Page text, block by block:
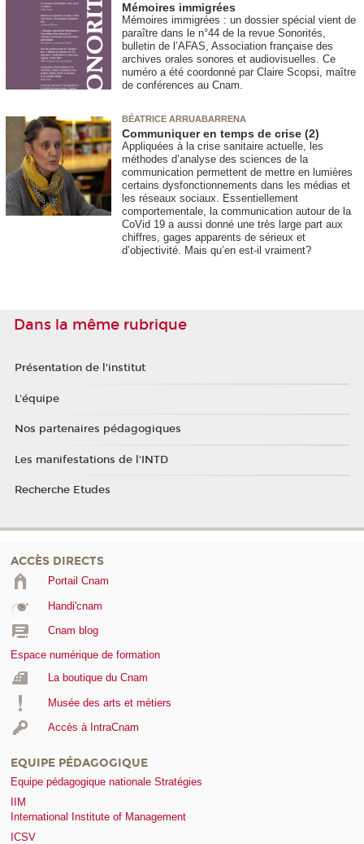
Mémoires immigrées
Mémoires immigrées : un dossier spécial vient de
paraître dans le n°44 de la revue Sonorités,
bulletin de l’AFAS, Association française des
archives orales sonores et audiovisuelles. Ce
numéro a été coordonné par Claire Scopsi, maître
de conférences au Cnam.
BÉATRICE ARRUABARRENA
Communiquer en temps de crise (2)
Appliquées à la crise sanitaire actuelle, les
méthodes d’analyse des sciences de la
communication permettent de mettre en lumières
certains dysfonctionnements dans les médias et
les réseaux sociaux. Essentiellement
comportementale, la communication autour de la
CoVid 19 a aussi donné une très large part aux
chiffres, gages apparents de sérieux et
d’objectivité. Mais qu’en est-il vraiment?
Dans la même rubrique
Présentation de l'institut
L'équipe
Nos partenaires pédagogiques
Les manifestations de l'INTD
Recherche Etudes
ACCÈS DIRECTS
Portail Cnam
Handi'cnam
Cnam blog
Espace numérique de formation
La boutique du Cnam
Musée des arts et métiers
Accès à IntraCnam
EQUIPE PÉDAGOGIQUE
Equipe pédagogique nationale Stratégies
IIM
International Institute of Management
ICSV